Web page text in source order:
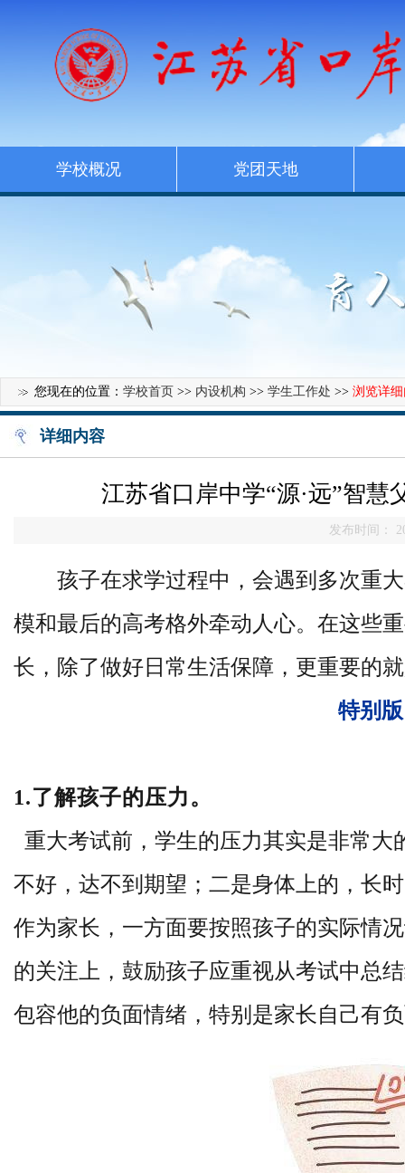
学校概况 党团天地
您现在的位置： 学校首页 >> 内设机构 >> 学生工作处 >> 浏览详
详细内容
江苏省口岸中学“源·远”智
发布时间：
孩子在求学过程中，会遇到多次重
模和最后的高考格外牵动人心。在这些
长，除了做好日常生活保障，更重要的
特别
1.了解孩子的压力。
重大考试前，学生的压力其实是非常大
不好，达不到期望； 二是身体上的，长
作为家长，一方面要按照孩子的实际情
的关注上，鼓励孩子应重视从考试中总
包容他的负面情绪，特别是家长自己有